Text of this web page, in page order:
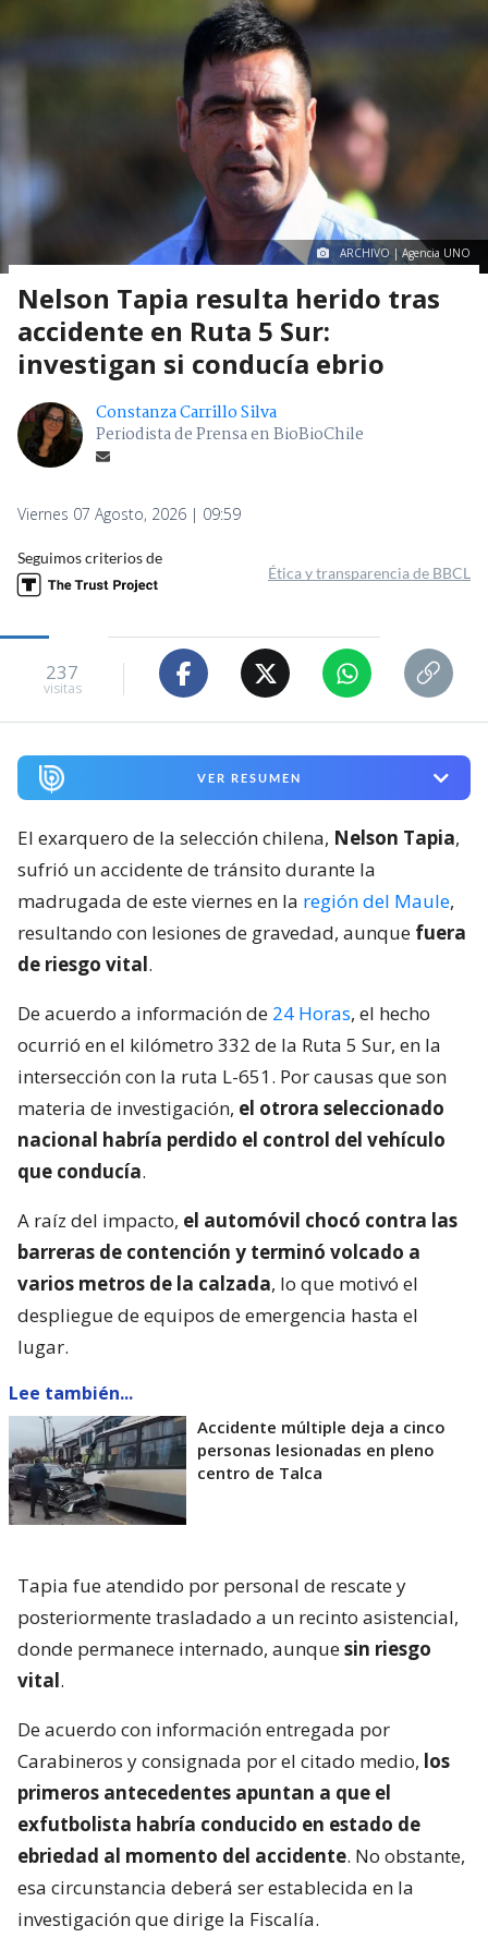
ARCHIVO | Agencia UNO
Nelson Tapia resulta herido tras
accidente en Ruta 5 Sur:
investigan si conducía ebrio
Constanza Carrillo Silva
Periodista de Prensa en BioBioChile
Viernes 07 Agosto, 2026 | 09:59
Seguimos criterios de
Ética y transparencia de BBCL
237
visitas
VER RESUMEN
El exarquero de la selección chilena, Nelson Tapia,
sufrió un accidente de tránsito durante la
madrugada de este viernes en la región del Maule,
resultando con lesiones de gravedad, aunque fuera
de riesgo vital.
De acuerdo a información de 24 Horas, el hecho
ocurrió en el kilómetro 332 de la Ruta 5 Sur, en la
intersección con la ruta L-651. Por causas que son
materia de investigación, el otrora seleccionado
nacional habría perdido el control del vehículo
que conducía.
A raíz del impacto, el automóvil chocó contra las
barreras de contención y terminó volcado a
varios metros de la calzada, lo que motivó el
despliegue de equipos de emergencia hasta el
lugar.
Lee también...
Accidente múltiple deja a cinco
personas lesionadas en pleno
centro de Talca
Tapia fue atendido por personal de rescate y
posteriormente trasladado a un recinto asistencial,
donde permanece internado, aunquesin riesgo
vital.
De acuerdo con información entregada por
Carabineros y consignada por el citado medio, los
primeros antecedentes apuntan a que el
exfutbolista habría conducido en estado de
ebriedad al momento del accidente. No obstante,
esa circunstancia deberá ser establecida en la
investigación que dirige la Fiscalía.